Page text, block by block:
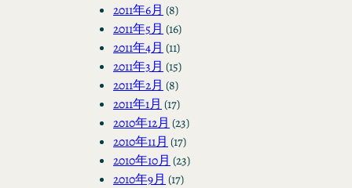
2011年6月 (8)
2011年5月 (16)
2011年4月 (11)
2011年3月 (15)
2011年2月 (8)
2011年1月 (17)
2010年12月 (23)
2010年11月 (17)
2010年10月 (23)
2010年9月 (17)